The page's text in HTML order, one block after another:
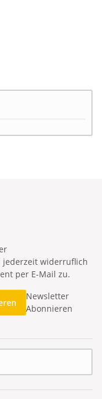
jederzeit widerruflich
per E-Mail zu.
Newsletter
Abonnieren